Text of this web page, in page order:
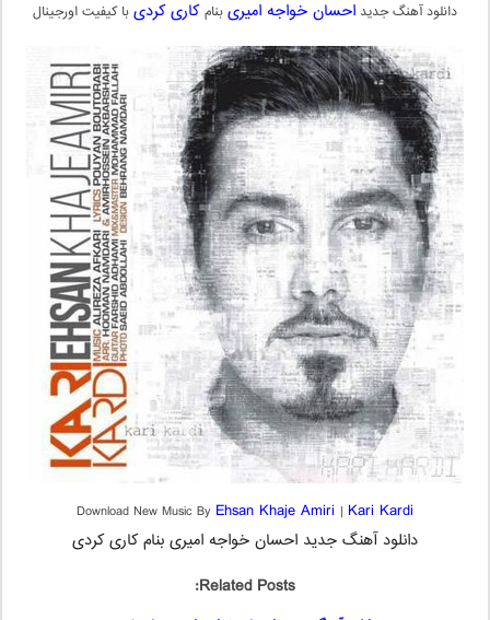
دانلود آهنگ جدید احسان خواجه امیریبنامکاری کردیبا کیفیت اورجینال
Download New Music By Ehsan Khaje Amiri | Kari Kardi
دانلود آهنگ جدید احسان خواجه امیری بنام کاری کردی
Related Posts: